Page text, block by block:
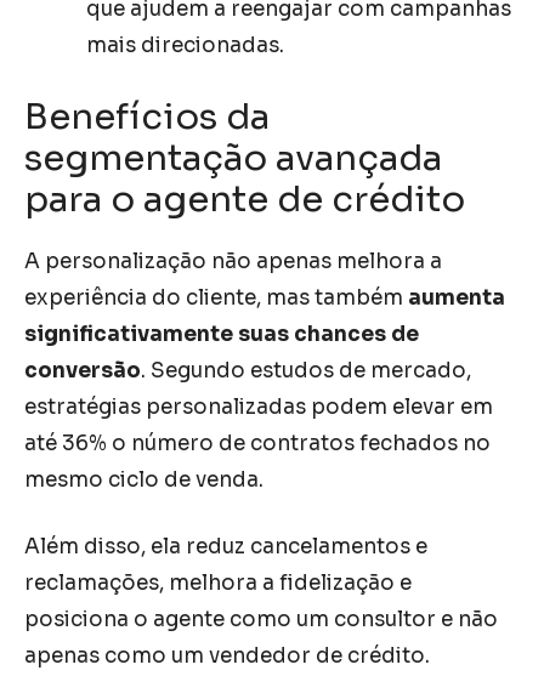
que ajudem a reengajar com campanhas
mais direcionadas.
Benefícios da
segmentação avançada
para o agente de crédito
A personalização não apenas melhora a
experiência do cliente, mas também aumenta
significativamente suas chances de
conversão. Segundo estudos de mercado,
estratégias personalizadas podem elevar em
até 36% o número de contratos fechados no
mesmo ciclo de venda.
Além disso, ela reduz cancelamentos e
reclamações, melhora a fidelização e
posiciona o agente como um consultor e não
apenas como um vendedor de crédito.